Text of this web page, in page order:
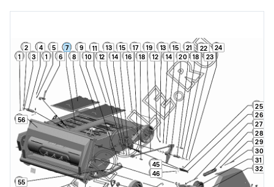
1 1
2
3
4
5
6
7
8
9
10
11
12 12
13
13
14
14
15
15
16
17
18
18
19
20
21 22
23
24
25
26
27
28
29
30
31
32
45
46
55
56